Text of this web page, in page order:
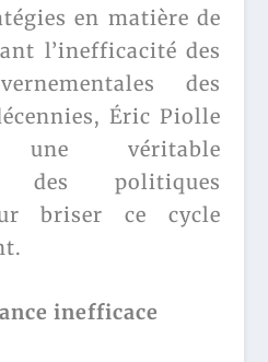
en matière de
l’inefficacité des
des
Éric Piolle
véritable
des politiques
briser ce cycle
inefficace